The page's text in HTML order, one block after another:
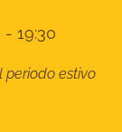
19:30
periodo estivo